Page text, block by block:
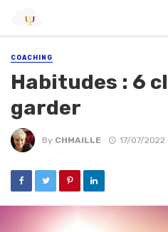
COACHING
Habitudes : 6
garder
By CHMAILLE 17/07/2022